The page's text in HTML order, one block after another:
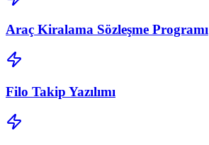
Araç Kiralama Sözleşme Programı
Filo Takip Yazılımı